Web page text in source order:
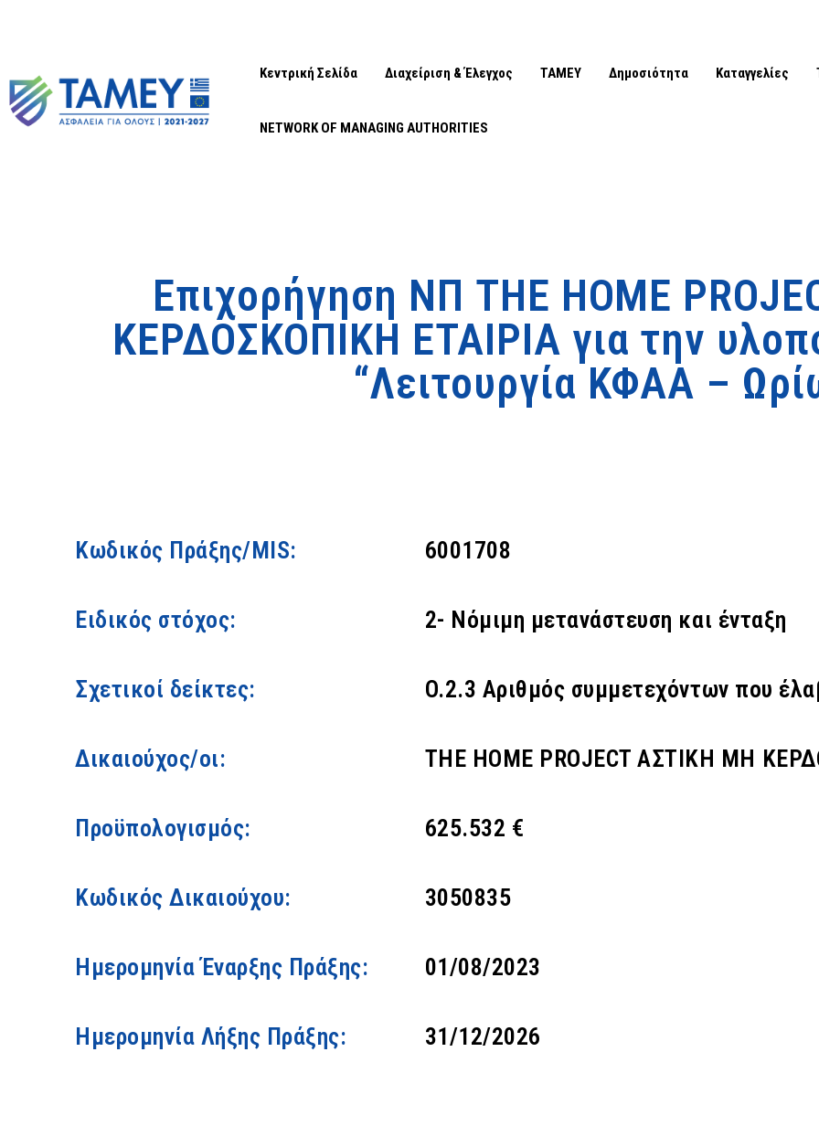
Κεντρική Σελίδα Διαχείριση & Έλεγχος ΤΑΜΕΥ Δημοσιότητα Καταγγελίες
NETWORK OF MANAGING AUTHORITIES
Επιχορήγηση ΝΠ THE HOME
ΚΕΡΔΟΣΚΟΠΙΚΗ ΕΤΑΙΡΙΑ για την
“Λειτουργία ΚΦΑΑ –
Κωδικός Πράξης/MIS: 6001708
Ειδικός στόχος: 2- Νόμιμη μετανάστευση και ένταξη
Σχετικοί δείκτες: O.2.3 Αριθμός συμμετεχόντων που
Δικαιούχος/οι: THE HOME PROJECT ΑΣΤΙΚΗ ΜΗ
Προϋπολογισμός: 625.532 €
Κωδικός Δικαιούχου: 3050835
Ημερομηνία Έναρξης Πράξης: 01/08/2023
Ημερομηνία Λήξης Πράξης: 31/12/2026